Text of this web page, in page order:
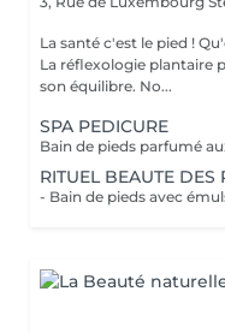
La santé c'est le pied ! Qu'est ce que la réflexologie plantaire ?
La réflexologie plantaire
son équilibre. No...
SPA PEDICURE
RITUEL BEAUTE DES